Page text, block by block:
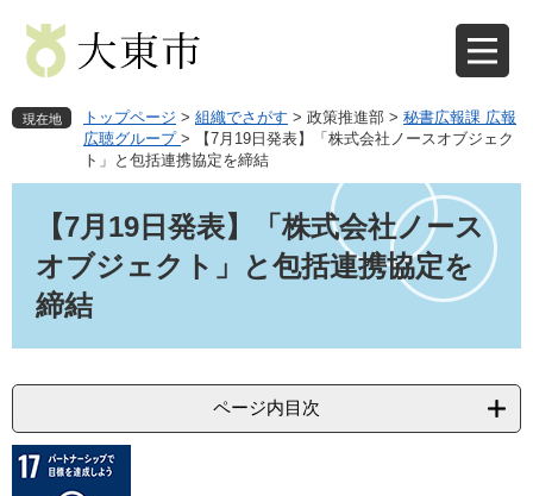
先
す
を
し
現在地 トップページ > 組織でさがす > 政策推進部 > 秘書広報課 広報
広聴グループ >
【7月19日発表】「株式会社ノースオブジェク
ト」と包括連携協定を締結
【7月19日発表】「株式会社ノース
オブジェクト」と包括連携協定を
締結
ページ内目次